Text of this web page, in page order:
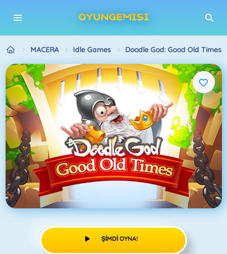
MACERA Idle Games Doodle God: Good Old Times
ŞIMDI OYNA!